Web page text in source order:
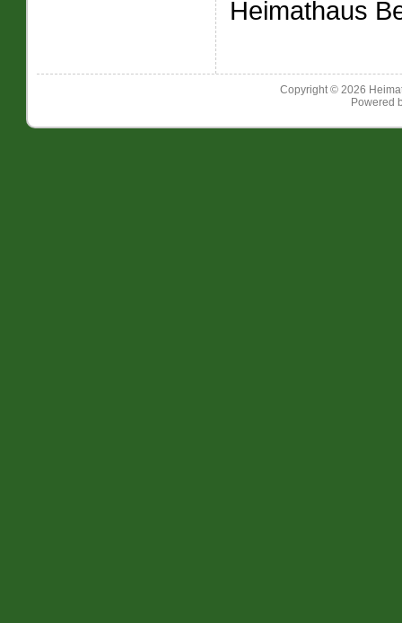
Heimathaus
Copyright © 2026
Powered